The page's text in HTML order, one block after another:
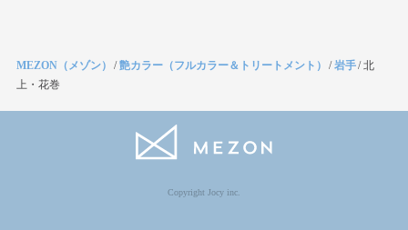
MEZON（メゾン） /艶カラー（フルカラー＆トリートメント） /岩手/北
上・花巻
Copyright Jocy inc.